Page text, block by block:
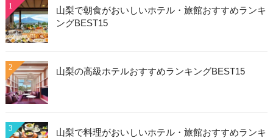
1
山梨で朝食がおいしいホテル・旅館おすすめランキ
ングBEST15
2 山梨の高級ホテルおすすめランキングBEST15
3
山梨で料理がおいしいホテル・旅館おすすめランキ